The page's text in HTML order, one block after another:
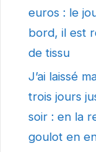
euros : le
bord, il est
de tissu
J’ai laissé
trois jours
soir : en la
goulot en